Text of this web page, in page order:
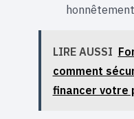
LIRE AUSSI
comment
financer votre